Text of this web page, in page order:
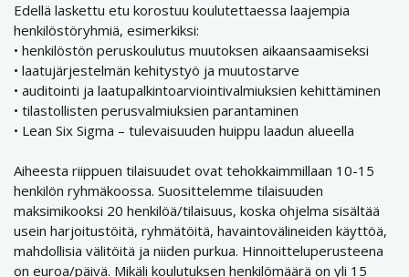
Edellä laskettu etu korostuu koulutettaessa laajempia
henkilöstöryhmiä, esimerkiksi:
• henkilöstön peruskoulutus muutoksen aikaansaamiseksi
• laatujärjestelmän kehitystyö ja muutostarve
• auditointi ja laatupalkintoarviointivalmiuksien kehittäminen
• tilastollisten perusvalmiuksien parantaminen
• Lean Six Sigma – tulevaisuuden huippu laadun alueella
Aiheesta riippuen tilaisuudet ovat tehokkaimmillaan 10-15
henkilön ryhmäkoossa. Suosittelemme tilaisuuden
maksimikooksi 20 henkilöä/tilaisuus, koska ohjelma sisältää
usein harjoitustöitä, ryhmätöitä, havaintovälineiden käyttöä,
mahdollisia välitöitä ja niiden purkua. Hinnoitteluperusteena
on euroa/päivä. Mikäli koulutuksen henkilömäärä on yli 15